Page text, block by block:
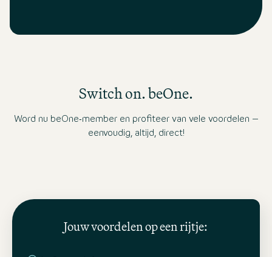
Switch on. beOne.
Word nu beOne‑member en profiteer van vele voordelen –
eenvoudig, altijd, direct!
Jouw voordelen op een rijtje: